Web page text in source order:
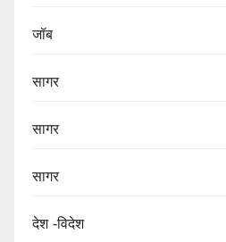
जॉब
सागर
सागर
सागर
देश -विदेश